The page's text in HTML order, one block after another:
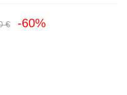
€ -60%